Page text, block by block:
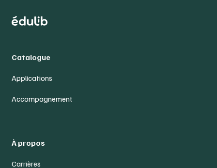
Catalogue
Applications
Accompagnement
À propos
Carrières